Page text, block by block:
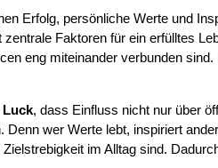
Erfolg, persönliche Werte und
Faktoren für ein erfülltes
eng miteinander verbunden
Luck, dass Einfluss nicht nur über
Denn wer Werte lebt, inspiriert
im Alltag sind.